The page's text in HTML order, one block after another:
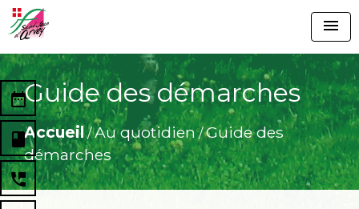
menu
Guide des démarches
Accueil/Au quotidien/Guide des
démarches
date_range
book
perm_phone_msg